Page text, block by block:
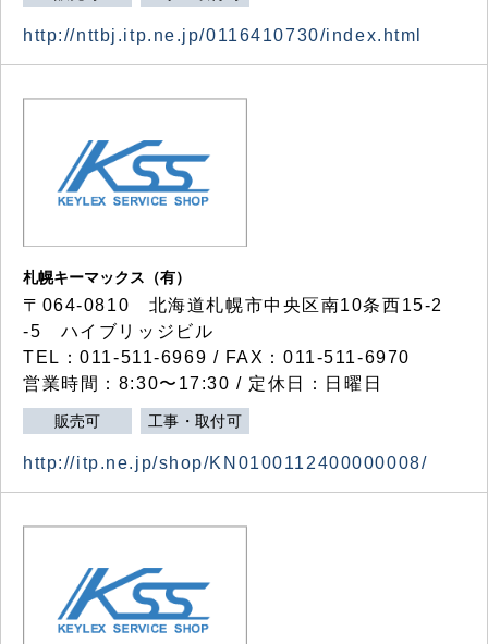
http://nttbj.itp.ne.jp/0116410730/index.html
札幌キーマックス（有）
〒064-0810 北海道札幌市中央区南10条西15-2
-5 ハイブリッジビル
TEL：011-511-6969 / FAX：011-511-6970
営業時間：8:30〜17:30 / 定休日：日曜日
販売可 工事・取付可
http://itp.ne.jp/shop/KN0100112400000008/